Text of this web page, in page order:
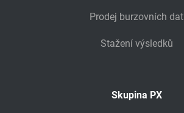
Prodej burzovních dat
Stažení výsledků
Skupina PX